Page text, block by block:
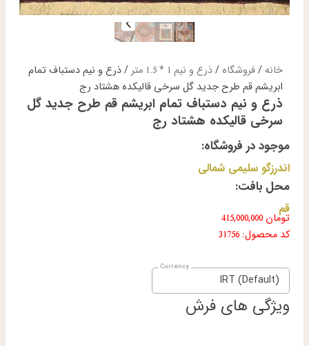
خانه /فروشگاه/ذرع و نیم 1 * 1.5 متر
/ ذرع و نیم دستباف تمام
ابریشم قم طرح جدید گل سرخی قالیکده هشتاد رج
ذرع و نیم دستباف تمام ابریشم قم طرح جدید گل
سرخی قالیکده هشتاد رج
موجود در فروشگاه:
اندرزگو سلیمی شمالی
محل بافت:
قم
تومان
کد محصول: 31756
IRT (Default)
ویژگی های فرش